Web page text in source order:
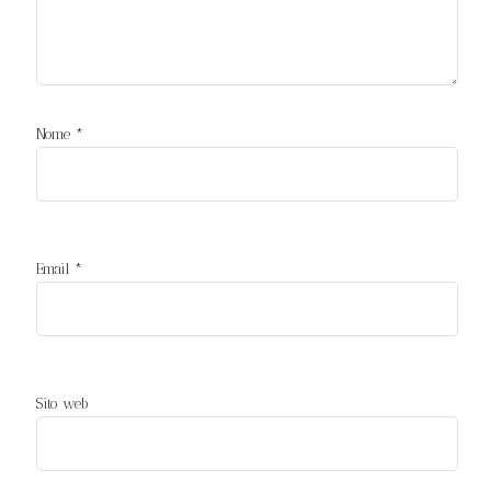
Nome *
Email *
Sito web